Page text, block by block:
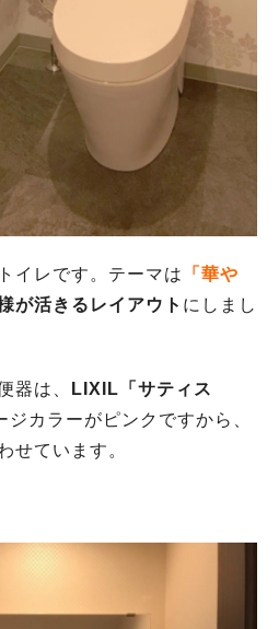
イレです。テーマは
「華や
が活きるレイアウト にしまし
器は、
LIXIL「サティス
ジカラーがピンクですから、
せています。